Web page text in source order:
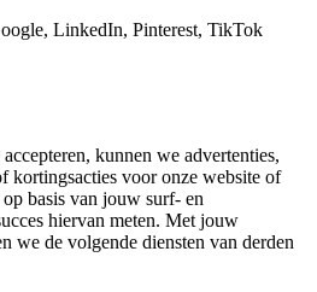
LinkedIn, Pinterest, TikTok
kunnen we advertenties,
kortingsacties voor onze website of
basis van jouw surf- en
hiervan meten. Met jouw
we de volgende diensten van derden